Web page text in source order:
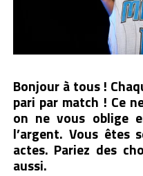
Bonjour à tous !
pari par match ! Ce
on ne vous oblige
l’argent. Vous êtes
actes. Pariez des
aussi.